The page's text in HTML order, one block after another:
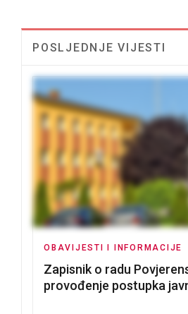
POSLJEDNJE VIJESTI
OBAVIJESTI I INFORMACIJE
Zapisnik o radu
provođenje postupka